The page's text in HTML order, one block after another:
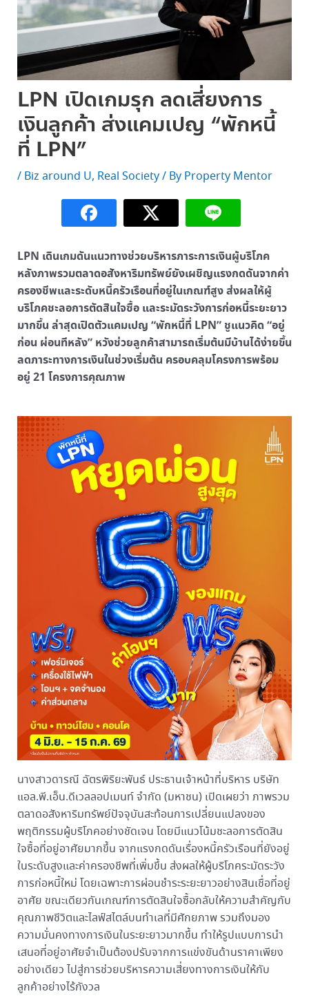
LPN เปิดเกมรุก ลดเสี่ยงการ
เงินลูกค้า ส่งแคมเปญ “พักหนี้
ที่ LPN”
/ Biz around U, Real Society/ By Property Mentor
LPN เดินเกมดันแนวทางช่วยบริหารภาระการเงินผู้บริโภค
หลังภาพรวมตลาดอสังหาริมทรัพย์ยังเผชิญแรงกดดันจากค่า
ครองชีพและระดับหนี้ครัวเรือนที่อยู่ในเกณฑ์สูง ส่งผลให้ผู้
บริโภคชะลอการตัดสินใจซื้อ และระมัดระวังการก่อหนี้ระยะยาว
มากขึ้น ล่าสุดเปิดตัวแคมเปญ “พักหนี้ที่ LPN” ชูแนวคิด “อยู่
ก่อน ผ่อนทีหลัง” หวังช่วยลูกค้าสามารถเริ่มต้นมีบ้านได้ง่ายขึ้น
ลดภาระทางการเงินในช่วงเริ่มต้น ครอบคลุมโครงการพร้อม
อยู่ 21 โครงการคุณภาพ
นางสาวดารณี ฉัตรพิริยะพันธ์ ประธานเจ้าหน้าที่บริหาร บริษัท
แอล.พี.เอ็น.ดีเวลลอปเมนท์ จำกัด (มหาชน) เปิดเผยว่า ภาพรวม
ตลาดอสังหาริมทรัพย์ปัจจุบันสะท้อนการเปลี่ยนแปลงของ
พฤติกรรมผู้บริโภคอย่างชัดเจน โดยมีแนวโน้มชะลอการตัดสิน
ใจซื้อที่อยู่อาศัยมากขึ้น จากแรงกดดันเรื่องหนี้ครัวเรือนที่ยังอยู่
ในระดับสูงและค่าครองชีพที่เพิ่มขึ้น ส่งผลให้ผู้บริโภคระมัดระวัง
การก่อหนี้ใหม่ โดยเฉพาะการผ่อนชำระระยะยาวอย่างสินเชื่อที่อยู่
อาศัย ขณะเดียวกันเกณฑ์การตัดสินใจซื้อกลับให้ความสำคัญกับ
คุณภาพชีวิตและไลฟ์สไตล์บนทำเลที่มีศักยภาพ รวมถึงมอง
ความมั่นคงทางการเงินในระยะยาวมากขึ้น ทำให้รูปแบบการนำ
เสนอที่อยู่อาศัยจำเป็นต้องปรับจากการแข่งขันด้านราคาเพียง
อย่างเดียว ไปสู่การช่วยบริหารความเสี่ยงทางการเงินให้กับ
ลูกค้าอย่างไร้กังวล